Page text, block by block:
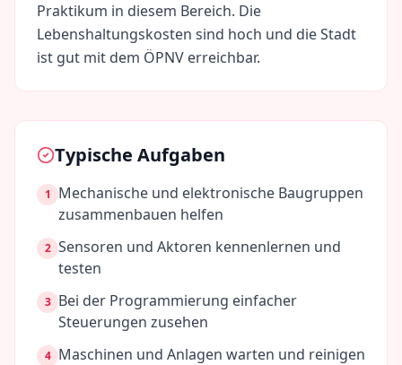
Praktikum in diesem Bereich. Die
Lebenshaltungskosten sind hoch und die Stadt
ist gut mit dem ÖPNV erreichbar.
Typische Aufgaben
1
Mechanische und elektronische Baugruppen
zusammenbauen helfen
2 Sensoren und Aktoren kennenlernen und
testen
3 Bei der Programmierung einfacher
Steuerungen zusehen
4 Maschinen und Anlagen warten und reinigen